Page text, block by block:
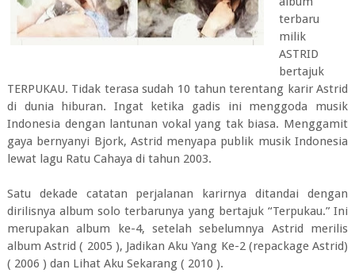
terbaru
milik
ASTRID
bertajuk
TERPUKAU. Tidak terasa sudah 10 tahun terentang karir Astrid
di dunia hiburan. Ingat ketika gadis ini menggoda musik
Indonesia dengan lantunan vokal yang tak biasa. Menggamit
gaya bernyanyi Bjork, Astrid menyapa publik musik Indonesia
lewat lagu Ratu Cahaya di tahun 2003.
Satu dekade catatan perjalanan karirnya ditandai dengan
dirilisnya album solo terbarunya yang bertajuk “Terpukau.” Ini
merupakan album ke-4, setelah sebelumnya Astrid merilis
album Astrid ( 2005 ), Jadikan Aku Yang Ke-2 (repackage Astrid)
( 2006 ) dan Lihat Aku Sekarang ( 2010 ).